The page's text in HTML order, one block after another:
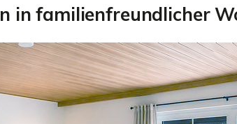
in familienfreundlicher